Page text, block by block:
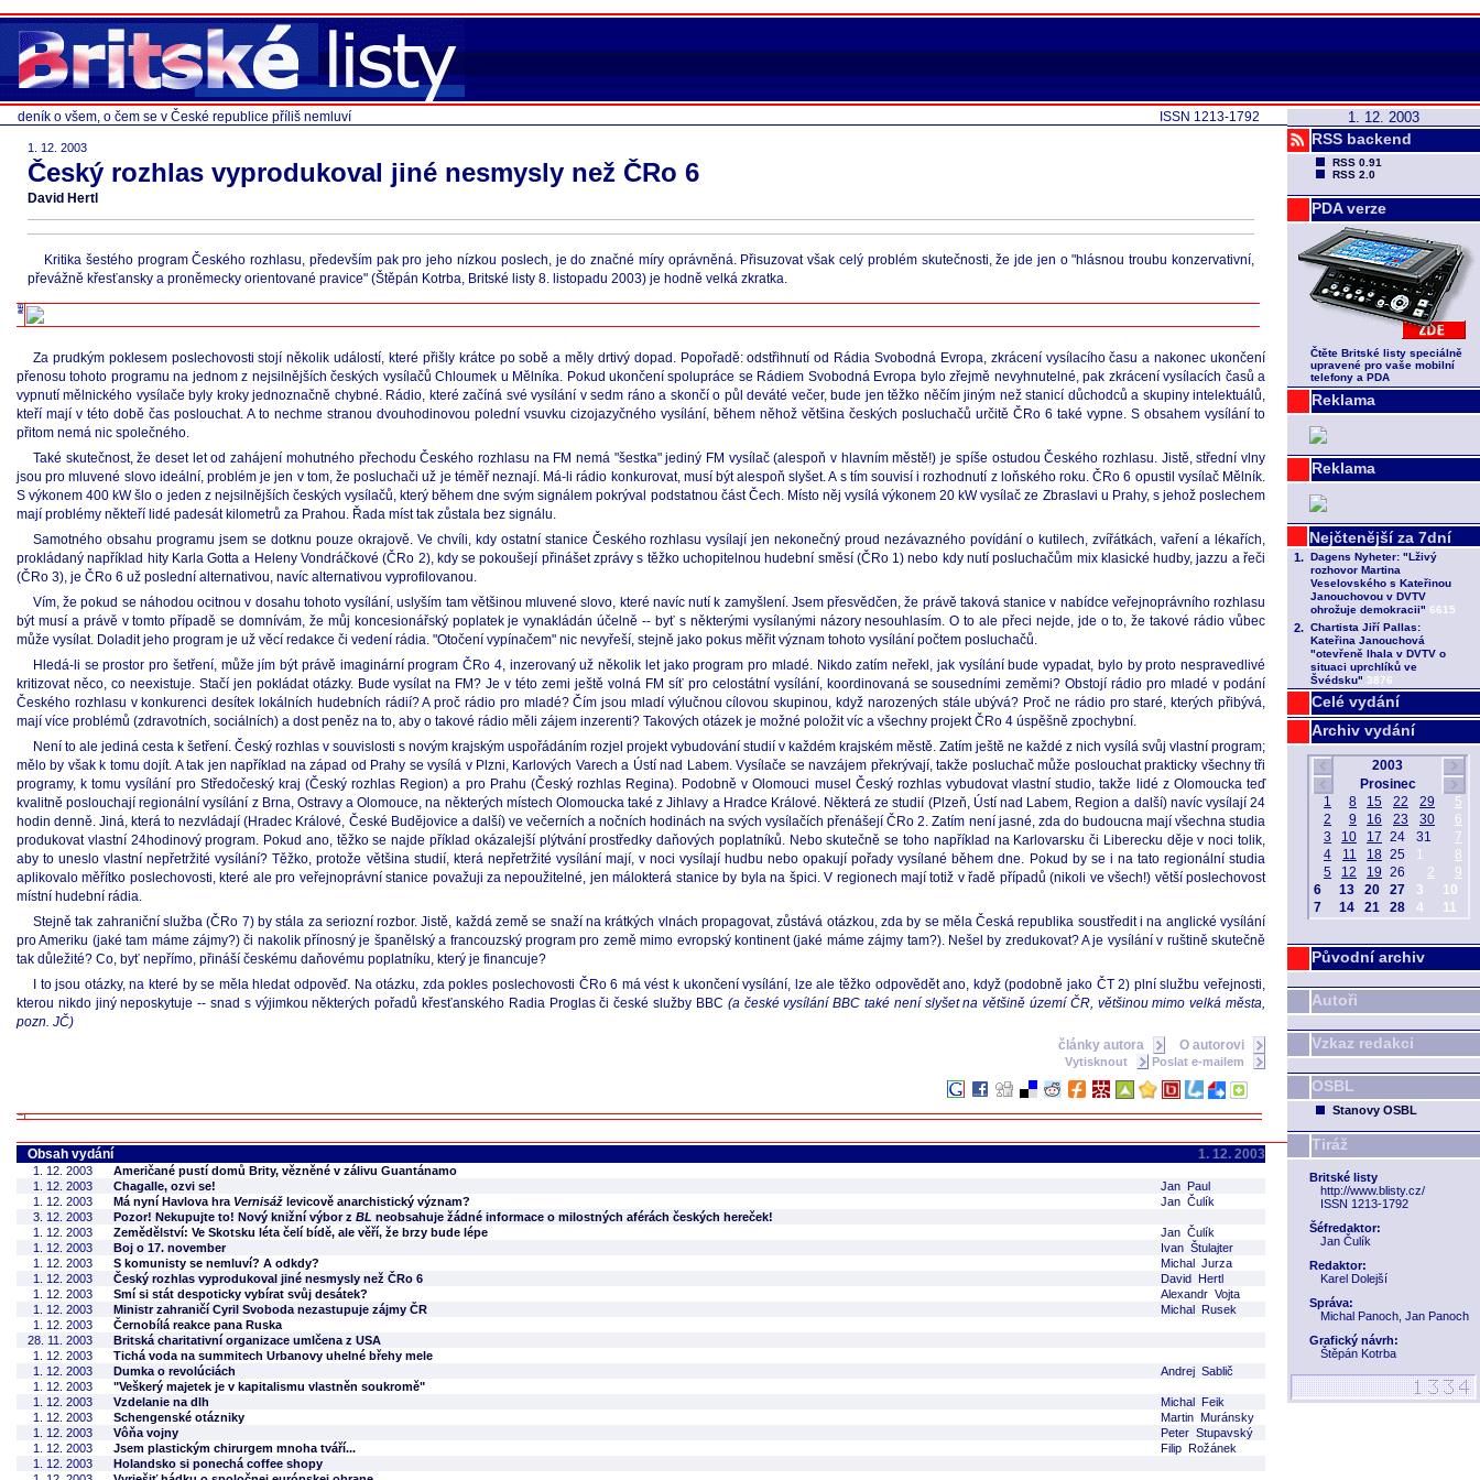
1. 12. 2003
RSS backend
RSS 0.91
RSS 2.0
PDA verze
Čtěte Britské listy speciálně
upravené pro vaše mobilní
telefony a PDA
Reklama
Reklama
Celé vydání
Archiv vydání
Původní archiv
Autoři
Vzkaz redakci
OSBL
Stanovy OSBL
Tiráž
Britské listy
http://www.blisty.cz/
ISSN 1213-1792
Šéfredaktor:
Jan Čulík
Redaktor:
Karel Dolejší
Správa:
Michal Panoch, Jan Panoch
Grafický návrh:
Štěpán Kotrba
ISSN 1213-1792
deník o všem, o čem se v České republice příliš nemluví
1. 12. 2003
Český rozhlas vyprodukoval jiné nesmysly než ČRo 6
David Hertl
Kritika šestého program Českého rozhlasu, především pak pro jeho nízkou poslech, je do značné míry oprávněná. Přisuzovat však celý problém skutečnosti, že jde jen o "hlásnou troubu konzervativní,
převážně křesťansky a proněmecky orientované pravice" (Štěpán Kotrba, Britské listy 8. listopadu 2003) je hodně velká zkratka.
Za prudkým poklesem poslechovosti stojí několik událostí, které přišly krátce po sobě a měly drtivý dopad. Popořadě: odstřihnutí od Rádia Svobodná Evropa, zkrácení vysílacího času a nakonec ukončení
přenosu tohoto programu na jednom z nejsilnějších českých vysílačů Chloumek u Mělníka. Pokud ukončení spolupráce se Rádiem Svobodná Evropa bylo zřejmě nevyhnutelné, pak zkrácení vysílacích časů a
vypnutí mělnického vysílače byly kroky jednoznačně chybné. Rádio, které začíná své vysílání v sedm ráno a skončí o půl deváté večer, bude jen těžko něčím jiným než stanicí důchodců a skupiny intelektuálů,
kteří mají v této době čas poslouchat. A to nechme stranou dvouhodinovou polední vsuvku cizojazyčného vysílání, během něhož většina českých posluchačů určitě ČRo 6 také vypne. S obsahem vysílání to
přitom nemá nic společného.
Také skutečnost, že deset let od zahájení mohutného přechodu Českého rozhlasu na FM nemá "šestka" jediný FM vysílač (alespoň v hlavním městě!) je spíše ostudou Českého rozhlasu. Jistě, střední vlny
jsou pro mluvené slovo ideální, problém je jen v tom, že posluchači už je téměř neznají. Má-li rádio konkurovat, musí být alespoň slyšet. A s tím souvisí i rozhodnutí z loňského roku. ČRo 6 opustil vysílač Mělník.
S výkonem 400 kW šlo o jeden z nejsilnějších českých vysílačů, který během dne svým signálem pokrýval podstatnou část Čech. Místo něj vysílá výkonem 20 kW vysílač ze Zbraslavi u Prahy, s jehož poslechem
mají problémy někteří lidé padesát kilometrů za Prahou. Řada míst tak zůstala bez signálu.
Samotného obsahu programu jsem se dotknu pouze okrajově. Ve chvíli, kdy ostatní stanice Českého rozhlasu vysílají jen nekonečný proud nezávazného povídání o kutilech, zvířátkách, vaření a lékařích,
prokládaný například hity Karla Gotta a Heleny Vondráčkové (ČRo 2), kdy se pokoušejí přinášet zprávy s těžko uchopitelnou hudební směsí (ČRo 1) nebo kdy nutí posluchačům mix klasické hudby, jazzu a řeči
(ČRo 3), je ČRo 6 už poslední alternativou, navíc alternativou vyprofilovanou.
Vím, že pokud se náhodou ocitnou v dosahu tohoto vysílání, uslyším tam většinou mluvené slovo, které navíc nutí k zamyšlení. Jsem přesvědčen, že právě taková stanice v nabídce veřejnoprávního rozhlasu
být musí a právě v tomto případě se domnívám, že můj koncesionářský poplatek je vynakládán účelně -- byť s některými vysílanými názory nesouhlasím. O to ale přeci nejde, jde o to, že takové rádio vůbec
může vysílat. Doladit jeho program je už věcí redakce či vedení rádia. "Otočení vypínačem" nic nevyřeší, stejně jako pokus měřit význam tohoto vysílání počtem posluchačů.
Hledá-li se prostor pro šetření, může jím být právě imaginární program ČRo 4, inzerovaný už několik let jako program pro mladé. Nikdo zatím neřekl, jak vysílání bude vypadat, bylo by proto nespravedlivé
kritizovat něco, co neexistuje. Stačí jen pokládat otázky. Bude vysílat na FM? Je v této zemi ještě volná FM síť pro celostátní vysílání, koordinovaná se sousedními zeměmi? Obstojí rádio pro mladé v podání
Českého rozhlasu v konkurenci desítek lokálních hudebních rádií? A proč rádio pro mladé? Čím jsou mladí výlučnou cílovou skupinou, když narozených stále ubývá? Proč ne rádio pro staré, kterých přibývá,
mají více problémů (zdravotních, sociálních) a dost peněz na to, aby o takové rádio měli zájem inzerenti? Takových otázek je možné položit víc a všechny projekt ČRo 4 úspěšně zpochybní.
Není to ale jediná cesta k šetření. Český rozhlas v souvislosti s novým krajským uspořádáním rozjel projekt vybudování studií v každém krajském městě. Zatím ještě ne každé z nich vysílá svůj vlastní program;
mělo by však k tomu dojít. A tak jen například na západ od Prahy se vysílá v Plzni, Karlových Varech a Ústí nad Labem. Vysílače se navzájem překrývají, takže posluchač může poslouchat prakticky všechny tři
programy, k tomu vysílání pro Středočeský kraj (Český rozhlas Region) a pro Prahu (Český rozhlas Regina). Podobně v Olomouci musel Český rozhlas vybudovat vlastní studio, takže lidé z Olomoucka teď
kvalitně poslouchají regionální vysílání z Brna, Ostravy a Olomouce, na některých místech Olomoucka také z Jihlavy a Hradce Králové. Některá ze studií (Plzeň, Ústí nad Labem, Region a další) navíc vysílají 24
hodin denně. Jiná, která to nezvládají (Hradec Králové, České Budějovice a další) ve večerních a nočních hodinách na svých vysílačích přenášejí ČRo 2. Zatím není jasné, zda do budoucna mají všechna studia
produkovat vlastní 24hodinový program. Pokud ano, těžko se najde příklad okázalejší plýtvání prostředky daňových poplatníků. Nebo skutečně se toho například na Karlovarsku či Liberecku děje v noci tolik,
aby to uneslo vlastní nepřetržité vysílání? Těžko, protože většina studií, která nepřetržité vysílání mají, v noci vysílají hudbu nebo opakují pořady vysílané během dne. Pokud by se i na tato regionální studia
aplikovalo měřítko poslechovosti, které ale pro veřejnoprávní stanice považuji za nepoužitelné, jen málokterá stanice by byla na špici. V regionech mají totiž v řadě případů (nikoli ve všech!) větší poslechovost
místní hudební rádia.
Stejně tak zahraniční služba (ČRo 7) by stála za seriozní rozbor. Jistě, každá země se snaží na krátkých vlnách propagovat, zůstává otázkou, zda by se měla Česká republika soustředit i na anglické vysílání
pro Ameriku (jaké tam máme zájmy?) či nakolik přínosný je španělský a francouzský program pro země mimo evropský kontinent (jaké máme zájmy tam?). Nešel by zredukovat? A je vysílání v ruštině skutečně
tak důležité? Co, byť nepřímo, přináší českému daňovému poplatníku, který je financuje?
I to jsou otázky, na které by se měla hledat odpověď. Na otázku, zda pokles poslechovosti ČRo 6 má vést k ukončení vysílání, lze ale těžko odpovědět ano, když (podobně jako ČT 2) plní službu veřejnosti,
kterou nikdo jiný neposkytuje -- snad s výjimkou některých pořadů křesťanského Radia Proglas či české služby BBC (a české vysílání BBC také není slyšet na většině území ČR, většinou mimo velká města,
pozn. JČ)
články autora
O autorovi
Vytisknout Poslat e-mailem
Obsah vydání 1. 12. 2003
1. 12. 2003
Američané pustí domů Brity, vězněné v zálivu Guantánamo
1. 12. 2003
Chagalle, ozvi se!
Jan Paul
1. 12. 2003
Má nyní Havlova hra Vernisáž levicově anarchistický význam?
Jan Čulík
3. 12. 2003
Pozor! Nekupujte to! Nový knižní výbor z BL neobsahuje žádné informace o milostných aférách českých hereček!
1. 12. 2003
Zemědělství: Ve Skotsku léta čelí bídě, ale věří, že brzy bude lépe
Jan Čulík
1. 12. 2003
Boj o 17. november
Ivan Štulajter
1. 12. 2003
S komunisty se nemluví? A odkdy?
Michal Jurza
1. 12. 2003
Český rozhlas vyprodukoval jiné nesmysly než ČRo 6
David Hertl
1. 12. 2003
Smí si stát despoticky vybírat svůj desátek?
Alexandr Vojta
1. 12. 2003
Ministr zahraničí Cyril Svoboda nezastupuje zájmy ČR
Michal Rusek
1. 12. 2003
Černobílá reakce pana Ruska
28. 11. 2003
Britská charitativní organizace umlčena z USA
1. 12. 2003
Tichá voda na summitech Urbanovy uhelné břehy mele
1. 12. 2003
Dumka o revolúciách
Andrej Sablič
1. 12. 2003
"Veškerý majetek je v kapitalismu vlastněn soukromě"
1. 12. 2003
Vzdelanie na dlh
Michal Feik
1. 12. 2003
Schengenské otázniky
Martin Muránsky
1. 12. 2003
Vôňa vojny
Peter Stupavský
1. 12. 2003
Jsem plastickým chirurgem mnoha tváří...
Filip Rožánek
1. 12. 2003
Holandsko si ponechá coffee shopy